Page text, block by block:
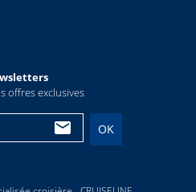
offres exclusives
OK